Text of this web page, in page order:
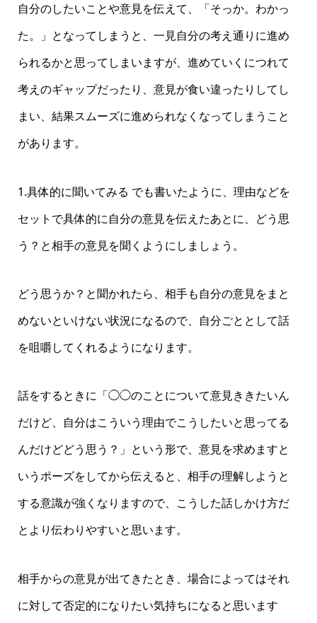
自分のしたいことや意見を伝えて、「そっか。わかっ
た。」となってしまうと、一見自分の考え通りに進め
られるかと思ってしまいますが、進めていくにつれて
考えのギャップだったり、意見が食い違ったりしてし
まい、結果スムーズに進められなくなってしまうこと
があります。
1.具体的に聞いてみる でも書いたように、理由などを
セットで具体的に自分の意見を伝えたあとに、どう思
う？と相手の意見を聞くようにしましょう。
どう思うか？と聞かれたら、相手も自分の意見をまと
めないといけない状況になるので、自分ごととして話
を咀嚼してくれるようになります。
話をするときに「◯◯のことについて意見ききたいん
だけど、自分はこういう理由でこうしたいと思ってる
んだけどどう思う？」という形で、意見を求めますと
いうポーズをしてから伝えると、相手の理解しようと
する意識が強くなりますので、こうした話しかけ方だ
とより伝わりやすいと思います。
相手からの意見が出てきたとき、場合によってはそれ
に対して否定的になりたい気持ちになると思います